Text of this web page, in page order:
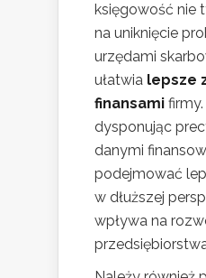
księgowość nie
na uniknięcie
urzędami
ułatwia lepsze
finansami
dysponując
danymi
podejmować
w dłuższej
wpływa na